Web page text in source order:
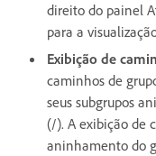
direito do painel
para a
Exibição de
caminhos de
seus subgrupos
(/). A exibição de
aninhamento do